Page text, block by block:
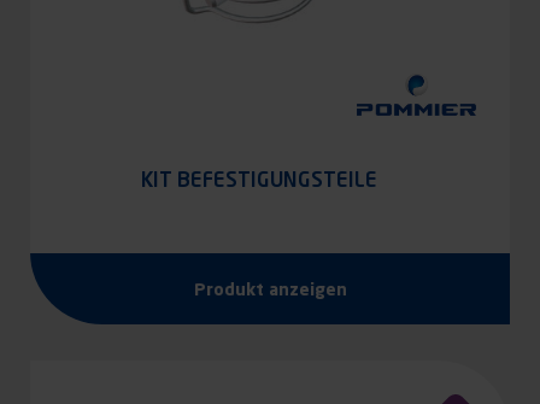
KIT BEFESTIGUNGSTEILE
Produkt anzeigen